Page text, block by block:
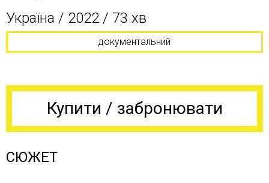
Україна / 2022 / 73 хв
документальний
Купити / забронювати
СЮЖЕТ